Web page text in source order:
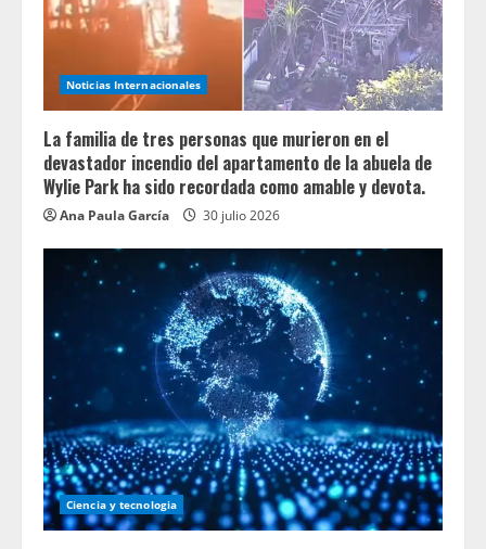
Noticias Internacionales
La familia de tres personas que murieron en el
devastador incendio del apartamento de la abuela de
Wylie Park ha sido recordada como amable y devota.
Ana Paula García 30 julio 2026
Ciencia y tecnologia